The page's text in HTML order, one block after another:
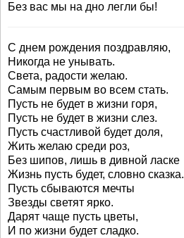
Без вас мы на дно легли бы!
С днем рождения поздравляю,
Никогда не унывать.
Света, радости желаю.
Самым первым во всем стать.
Пусть не будет в жизни горя,
Пусть не будет в жизни слез.
Пусть счастливой будет доля,
Жить желаю среди роз,
Без шипов, лишь в дивной ласке
Жизнь пусть будет, словно сказка.
Пусть сбываются мечты
Звезды светят ярко.
Дарят чаще пусть цветы,
И по жизни будет сладко.